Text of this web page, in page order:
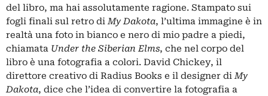
del libro, ma hai assolutamente ragione. Stampato sui
fogli finali sul retro diMy Dakota, l’ultima immagine è in
realtà una foto in bianco e nero di mio padre a piedi,
chiamata Under the Siberian Elms, che nel corpo del
libro è una fotografia a colori. David Chickey, il
direttore creativo di Radius Books e il designer diMy
Dakota, dice che l’idea di convertire la fotografia a